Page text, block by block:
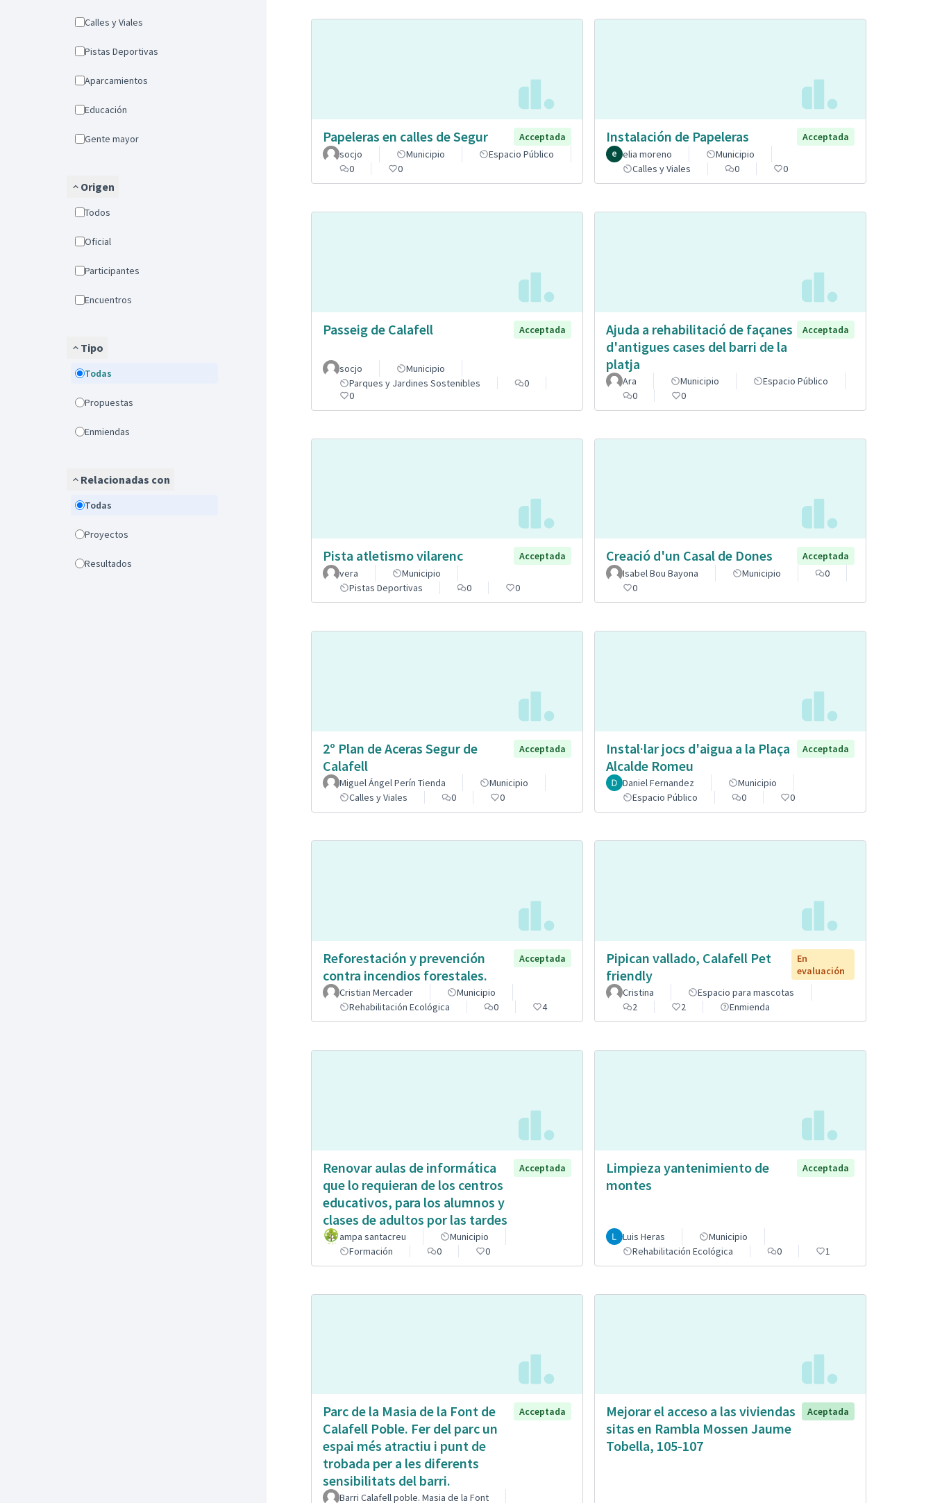
Calles y Viales
Pistas Deportivas
Aparcamientos
Educación
Gente mayor
Origen
Todos
Oficial
Participantes
Encuentros
Tipo
Todas
Propuestas
Enmiendas
Relacionadas con
Todas
Proyectos
Resultados
Papeleras en calles de Segur
Acceptada
socjo
Municipio
Espacio Público
0
0
Instalación de Papeleras
Acceptada
elia moreno
Municipio
Calles y Viales
0 0
Passeig de Calafell Acceptada
socjo
Municipio
Parques y Jardines Sostenibles
0
0
Ajuda a rehabilitació de façanes
d'antigues cases del barri de la
platja
Acceptada
Ara Municipio
Espacio Público
0
0
Pista atletismo vilarenc
Acceptada
vera
Municipio
Pistas Deportivas
0 0
Creació d'un Casal de Dones
Acceptada
Isabel Bou Bayona
Municipio
0
0
2º Plan de Aceras Segur de
Calafell
Acceptada
Miguel Ángel Perín Tienda
Municipio
Calles y Viales
0 0
Instal·lar jocs d'aigua a la Plaça
Alcalde Romeu
Acceptada
Daniel Fernandez
Municipio
Espacio Público
0 0
Reforestación y prevención
contra incendios forestales.
Acceptada
Cristian Mercader
Municipio
Rehabilitación Ecológica
0 4
Pipican vallado, Calafell Pet
friendly
En
evaluación
Cristina
Espacio para mascotas
2
2 Enmienda
Renovar aulas de informática
que lo requieran de los centros
educativos, para los alumnos y
clases de adultos por las tardes
Acceptada
ampa santacreu
Municipio
Formación
0 0
Limpieza yantenimiento de
montes
Acceptada
Luis Heras
Municipio
Rehabilitación Ecológica
0 1
Parc de la Masia de la Font de
Calafell Poble. Fer del parc un
espai més atractiu i punt de
trobada per a les diferents
sensibilitats del barri.
Acceptada
Barri Calafell poble. Masia de la Font
Mejorar el acceso a las viviendas
sitas en Rambla Mossen Jaume
Tobella, 105-107
Aceptada